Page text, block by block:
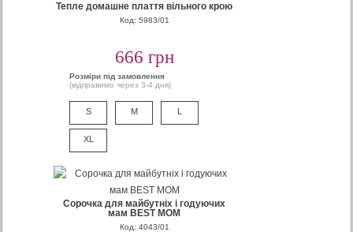
Тепле домашне плаття вільного крою
Код: 5983/01
666 грн
Розміри під замовлення
(відправимо через 3-4 дня)
S M L
XL
Сорочка для майбутніх і годуючих
мам BEST MOM
Код: 4043/01